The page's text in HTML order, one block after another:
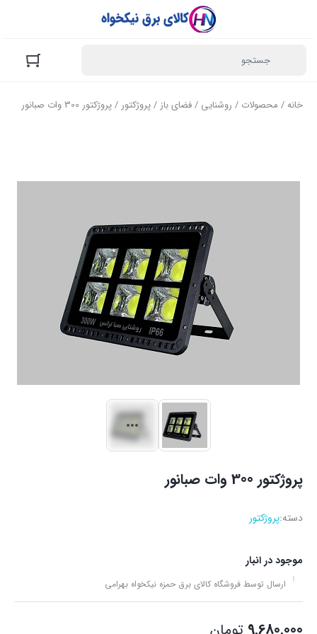
خانه/ محصولات / روشنایی /فضای باز /پروژکتور / پروژکتور 300 وات صبانور
پروژکتور 300 وات صبانور
دسته:پروژکتور
موجود در انبار
ارسال توسط فروشگاه کالای برق حمزه نیکخواه بهرامی